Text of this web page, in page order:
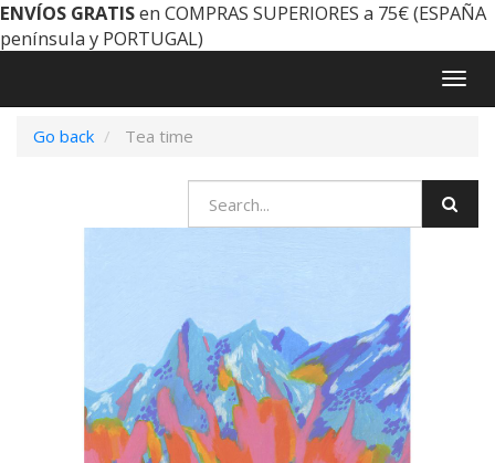
ENVÍOS GRATISen COMPRAS SUPERIORES a 75€ (ESPAÑA
península y PORTUGAL)
Go back
Tea time